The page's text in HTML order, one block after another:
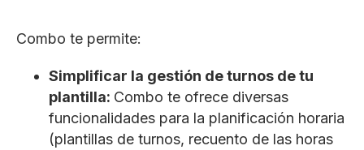
Combo te permite:
Simplificar la gestión de turnos de tu
plantilla: Combo te ofrece diversas
funcionalidades para la planificación horaria
(plantillas de turnos, recuento de las horas